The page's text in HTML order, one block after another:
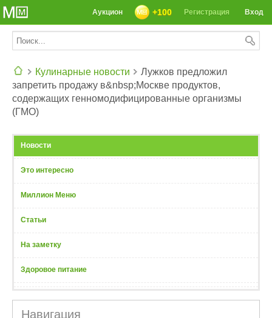
СЕГОДНЯ: 39142 РЕЦЕПТА
Вход
Регистрация
+100
Аукцион
Кулинарные новости
Лужков предложил
запретить продажу в&nbsp;Москве продуктов,
содержащих генномодифицированные организмы
(ГМО)
Новости
Это интересно
Миллион Меню
Статьи
На заметку
Здоровое питание
Навигация